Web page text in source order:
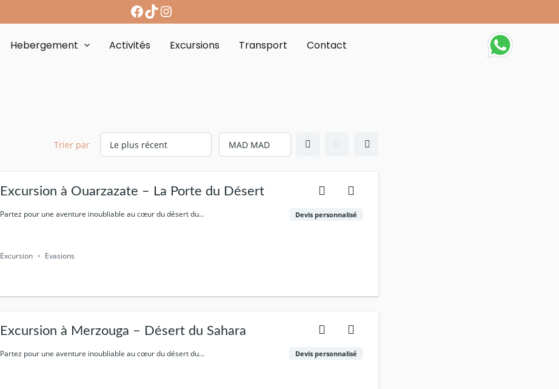
Hebergement Activités Excursions Transport Contact
Trier par
Excursion à Ouarzazate – La Porte du Désert
Partez pour une aventure inoubliable au cœur du désert du... Devis personnalisé
Excursion Evasions
Excursion à Merzouga – Désert du Sahara
Partez pour une aventure inoubliable au cœur du désert du... Devis personnalisé